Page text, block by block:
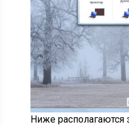
Ниже располагаются